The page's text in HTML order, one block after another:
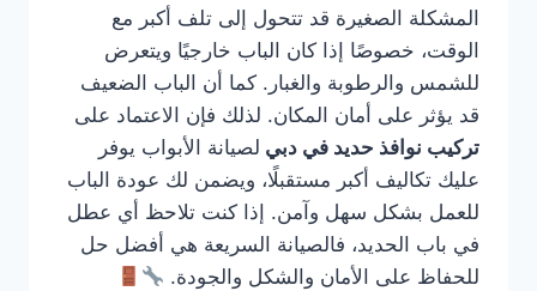
المشكلة الصغيرة قد تتحول إلى تلف أكبر مع
الوقت، خصوصًا إذا كان الباب خارجيًا ويتعرض
للشمس والرطوبة والغبار. كما أن الباب الضعيف
قد يؤثر على أمان المكان. لذلك فإن الاعتماد على
تركيب نوافذ حديد في دبي لصيانة الأبواب يوفر
عليك تكاليف أكبر مستقبلًا، ويضمن لك عودة الباب
للعمل بشكل سهل وآمن. إذا كنت تلاحظ أي عطل
في باب الحديد، فالصيانة السريعة هي أفضل حل
للحفاظ على الأمان والشكل والجودة.